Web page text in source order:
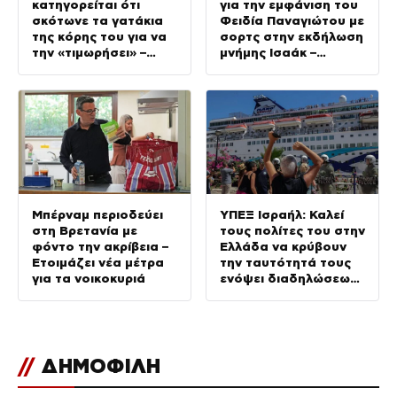
κατηγορείται ότι
σκότωνε τα γατάκια
της κόρης του για να
την «τιμωρήσει» –
για την εμφάνιση του
Φειδία Παναγιώτου με
σορτς στην εκδήλωση
μνήμης Ισαάκ –
Μπέρναμ περιοδεύει
στη Βρετανία με
φόντο την ακρίβεια –
Ετοιμάζει νέα μέτρα
για τα νοικοκυριά
ΥΠΕΞ Ισραήλ: Καλεί
τους πολίτες του στην
Ελλάδα να κρύβουν
την ταυτότητά τους
ενόψει διαδηλώσεων
// ΔΗΜΟΦΙΛΗ